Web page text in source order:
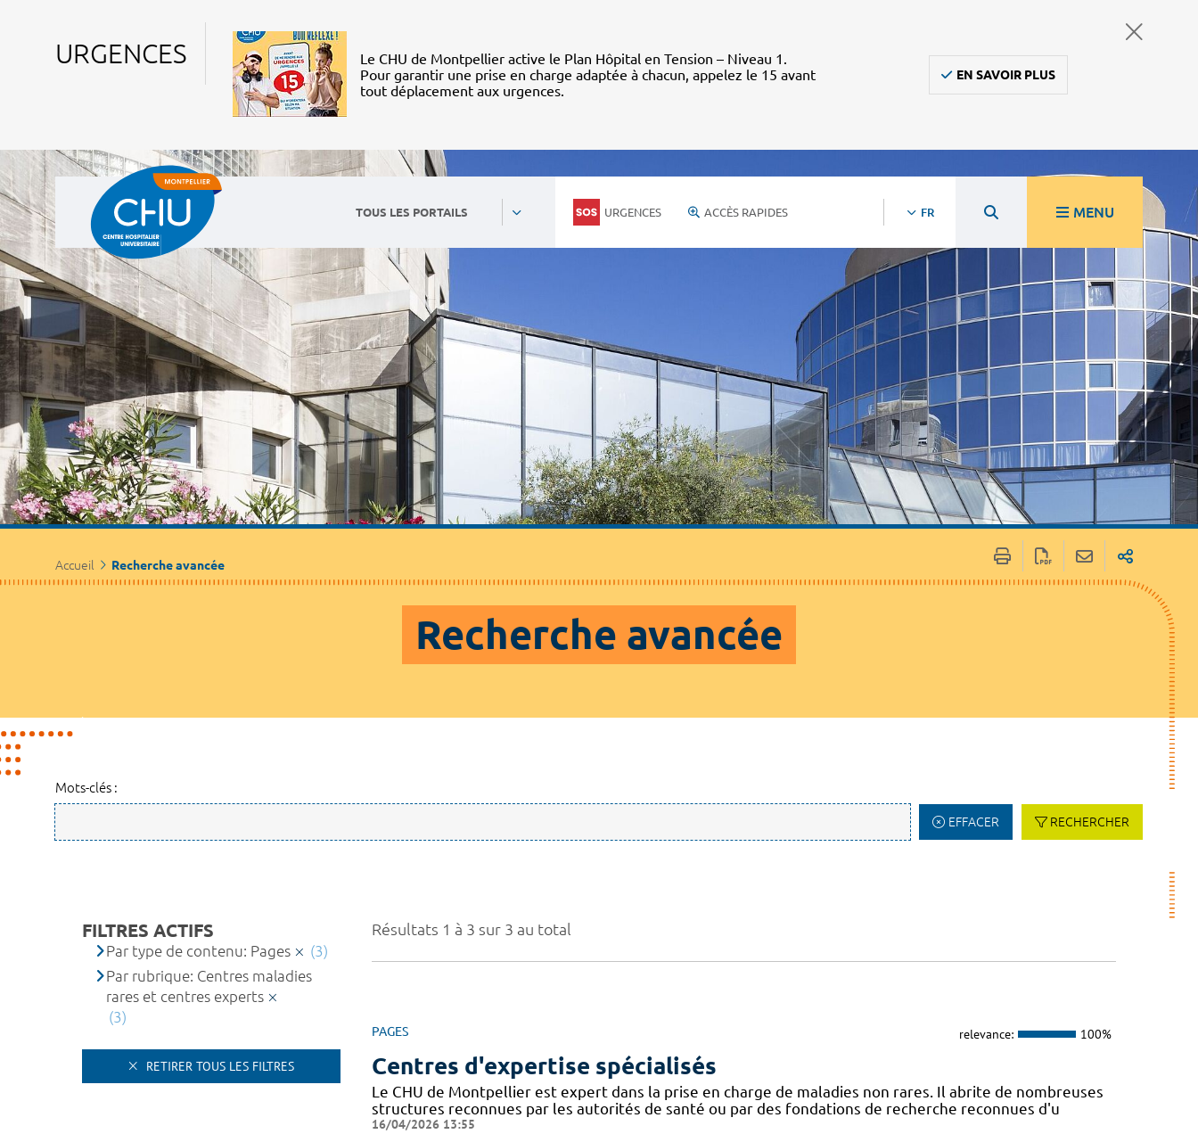
URGENCES
Le CHU de Montpellier active le Plan Hôpital en Tension – Niveau 1.
Pour garantir une prise en charge adaptée à chacun, appelez le 15 avant
tout déplacement aux urgences.
EN SAVOIR PLUS
TOUS LES PORTAILS URGENCES ACCÈS RAPIDES FR MENU
Accueil Recherche avancée
Recherche avancée
Mots-clés :
EFFACER RECHERCHER
Résultats 1 à 3 sur 3 au total
PAGES relevance: 100%
Centres d'expertise spécialisés
Le CHU de Montpellier est expert dans la prise en charge de maladies non rares. Il abrite de nombreuses
structures reconnues par les autorités de santé ou par des fondations de recherche reconnues d'u
16/04/2026 13:55
FILTRES ACTIFS
Par type de contenu: Pages
(3)
Par rubrique: Centres maladies
rares et centres experts
(3)
RETIRER TOUS LES FILTRES